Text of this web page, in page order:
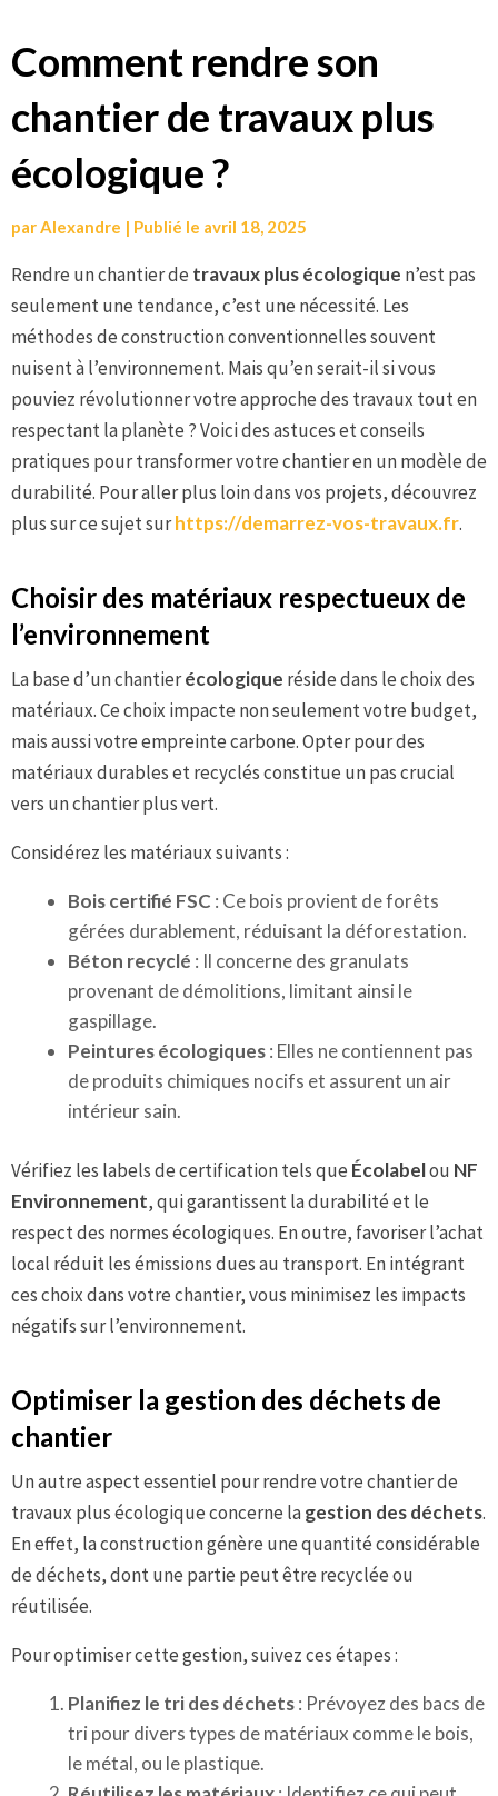
Aller
au
contenu
Comment rendre son
chantier de travaux plus
écologique ?
parAlexandre | Publié le avril 18, 2025
Rendre un chantier de travaux plus écologique n’est pas
seulement une tendance, c’est une nécessité. Les
méthodes de construction conventionnelles souvent
nuisent à l’environnement. Mais qu’en serait-il si vous
pouviez révolutionner votre approche des travaux tout en
respectant la planète ? Voici des astuces et conseils
pratiques pour transformer votre chantier en un modèle de
durabilité. Pour aller plus loin dans vos projets, découvrez
plus sur ce sujet surhttps://demarrez-vos-travaux.fr.
Choisir des matériaux respectueux de
l’environnement
La base d’un chantierécologique réside dans le choix des
matériaux. Ce choix impacte non seulement votre budget,
mais aussi votre empreinte carbone. Opter pour des
matériaux durables et recyclés constitue un pas crucial
vers un chantier plus vert.
Considérez les matériaux suivants :
Bois certifié FSC : Ce bois provient de forêts
gérées durablement, réduisant la déforestation.
Béton recyclé : Il concerne des granulats
provenant de démolitions, limitant ainsi le
gaspillage.
Peintures écologiques: Elles ne contiennent pas
de produits chimiques nocifs et assurent un air
intérieur sain.
Vérifiez les labels de certification tels que Écolabelou NF
Environnement, qui garantissent la durabilité et le
respect des normes écologiques. En outre, favoriser l’achat
local réduit les émissions dues au transport. En intégrant
ces choix dans votre chantier, vous minimisez les impacts
négatifs sur l’environnement.
Optimiser la gestion des déchets de
chantier
Un autre aspect essentiel pour rendre votre chantier de
travaux plus écologique concerne lagestion des déchets.
En effet, la construction génère une quantité considérable
de déchets, dont une partie peut être recyclée ou
réutilisée.
Pour optimiser cette gestion, suivez ces étapes :
Planifiez le tri des déchets: Prévoyez des bacs de
tri pour divers types de matériaux comme le bois,
le métal, ou le plastique.